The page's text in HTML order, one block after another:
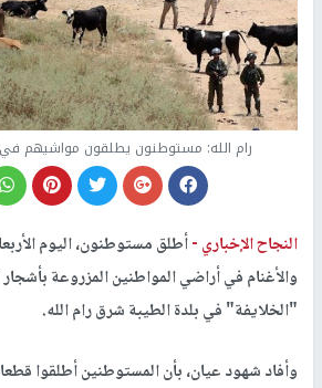
رام الله: مستوطنون يطلقون مواشيهم في
النجاح الإخباري -أطلق مستوطنون، اليوم
والأغنام في أراضي المواطنين المزروعة
"الخلايفة" في بلدة الطيبة شرق رام الله.
وأفاد شهود عيان، بأن المستوطنين أطلقوا